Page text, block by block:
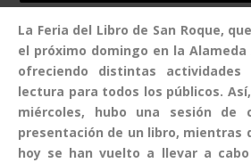
La Feria del Libro de San Roque,
el próximo domingo en la
ofreciendo distintas
lectura para todos los públicos.
miércoles, hubo una sesión de
presentación de un libro, mientras
hoy se han vuelto a llevar a